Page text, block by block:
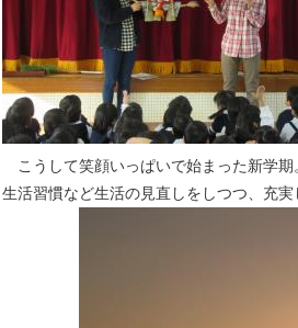
こうして笑顔いっぱいで始まった新学期
生活習慣など生活の見直しをしつつ、充実